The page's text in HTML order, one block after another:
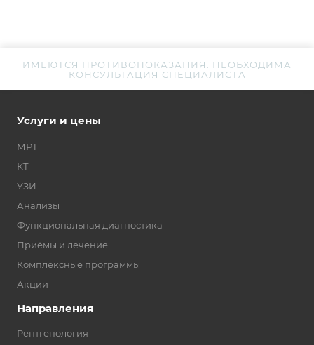
ИМЕЮТСЯ ПРОТИВОПОКАЗАНИЯ. НЕОБХОДИМА
КОНСУЛЬТАЦИЯ СПЕЦИАЛИСТА
Услуги и цены
МРТ
КТ
УЗИ
Анализы
Функциональная диагностика
Приёмы и лечение
Комплексные программы
Акции
Направления
Рентгенология